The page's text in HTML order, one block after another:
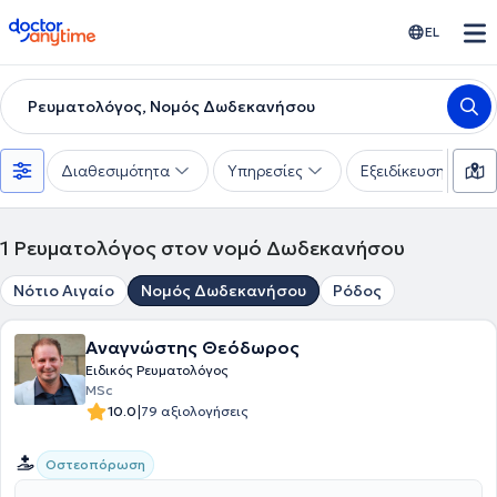
doctoranytime EL
Ρευματολόγος, Νομός Δωδεκανήσου
Διαθεσιμότητα Υπηρεσίες Εξειδίκευση
1 Ρευματολόγος στον νομό Δωδεκανήσου
Νότιο Αιγαίο Νομός Δωδεκανήσου Ρόδος
Αναγνώστης Θεόδωρος
Ειδικός Ρευματολόγος
MSc
10.0|79 αξιολογήσεις
Οστεοπόρωση